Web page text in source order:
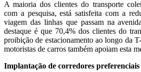
A maioria dos clientes do transporte
com a pesquisa, está satisfeita com a
viagem das linhas que passam na
destaque é que 70,4% dos clientes do
proibição de estacionamento ao longo da
motoristas de carros também apoiam esta
Implantação de corredores preferenciais